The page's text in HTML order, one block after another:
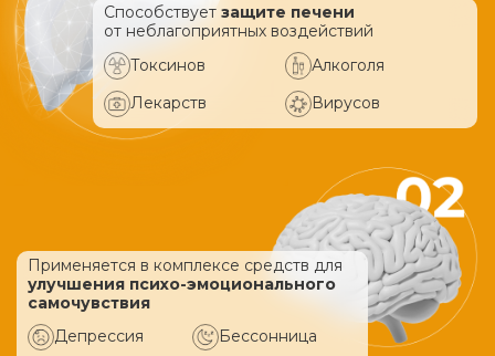
Способствует защите печени
от неблагоприятных воздействий
Токсинов
Алкоголя
Лекарств
Вирусов
Применяется в комплексе средств для
улучшения психо-эмоционального
самочувствия
Депрессия
Бессонница